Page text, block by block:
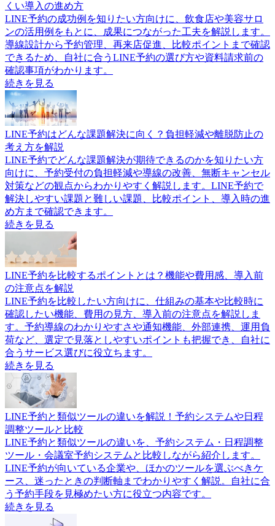
くい導入の進め方
LINE予約の成功例を知りたい方向けに、飲食店や美容サロ
ンの活用例をもとに、成果につながった工夫を解説します。
導線設計から予約管理、再来店促進、比較ポイントまで確認
できるため、自社に合うLINE予約の選び方や資料請求前の
確認事項がわかります。
続きを見る
LINE予約はどんな課題解決に向く？負担軽減や離脱防止の
考え方を解説
LINE予約でどんな課題解決が期待できるのかを知りたい方
向けに、予約受付の負担軽減や導線の改善、無断キャンセル
対策などの観点からわかりやすく解説します。LINE予約で
解決しやすい課題と難しい課題、比較ポイント、導入時の進
め方まで確認できます。
続きを見る
LINE予約を比較するポイントとは？機能や費用感、導入前
の注意点を解説
LINE予約を比較したい方向けに、仕組みの基本や比較時に
確認したい機能、費用の見方、導入前の注意点を解説しま
す。予約導線のわかりやすさや通知機能、外部連携、運用負
荷など、選定で見落としやすいポイントも把握でき、自社に
合うサービス選びに役立ちます。
続きを見る
LINE予約と類似ツールの違いを解説！予約システムや日程
調整ツールと比較
LINE予約と類似ツールの違いを、予約システム・日程調整
ツール・会議室予約システムと比較しながら紹介します。
LINE予約が向いている企業や、ほかのツールを選ぶべきケ
ース、迷ったときの判断軸までわかりやすく解説。自社に合
う予約手段を見極めたい方に役立つ内容です。
続きを見る